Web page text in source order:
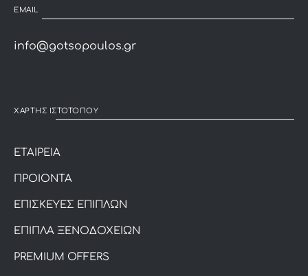
EMAIL
info@gotsopoulos.gr
ΧΑΡΤΗΣ ΙΣΤΟΤΟΠΟΥ
ΕΤΑΙΡΕΙΑ
ΠΡΟΙΟΝΤΑ
ΕΠΙΣΚΕΥΕΣ ΕΠΙΠΛΩΝ
ΕΠΙΠΛΑ ΞΕΝΟΔΟΧΕΙΩΝ
PREMIUM OFFERS